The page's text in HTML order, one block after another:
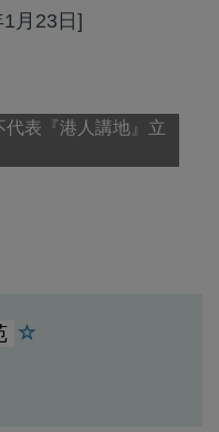
月23日]
代表『港人講地』立